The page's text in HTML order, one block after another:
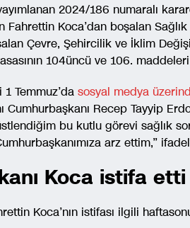
2024/186 numaralı
Koca’dan boşalan
Çevre, Şehircilik ve İklim
104üncü ve 106.
Temmuz’da sosyal medya
Cumhurbaşkanı Recep Tayyip
bu kutlu görevi sağlık
arz ettim,”
Koca istifa etti
Koca’nın istifası ilgili